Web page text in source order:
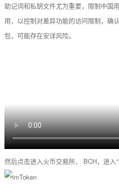
助记词和私钥文件尤为重要，限制中国
用，以控制对差异功能的访问限制，确
包，可能存在安详风险。
然后点击进入火币交易所， BCH，进入“